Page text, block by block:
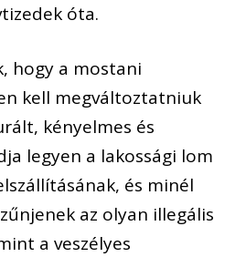
óta.
hogy a mostani
kell megváltoztatniuk
kényelmes és
legyen a lakossági lom
és minél
az olyan illegális
a veszélyes